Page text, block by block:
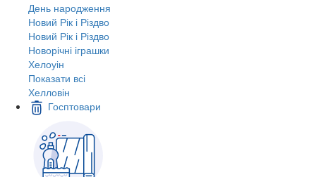
День народження
Новий Рік і Різдво
Новий Рік і Різдво
Новорічні іграшки
Хелоуін
Показати всі
Хелловін
Госптовари